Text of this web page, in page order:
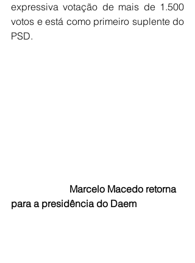
expressiva votação de mais de 1.500
votos e está como primeiro suplente do
PSD.
para a presidência do Daem